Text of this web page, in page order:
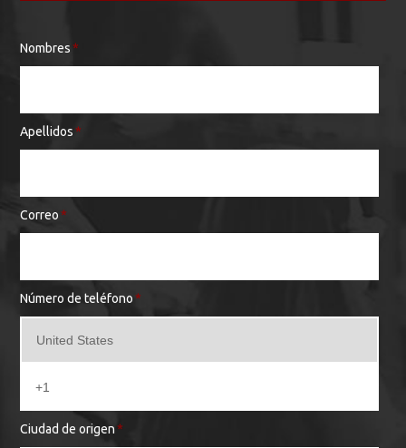
Nombres *
Apellidos *
Correo *
Número de teléfono *
Ciudad de origen *